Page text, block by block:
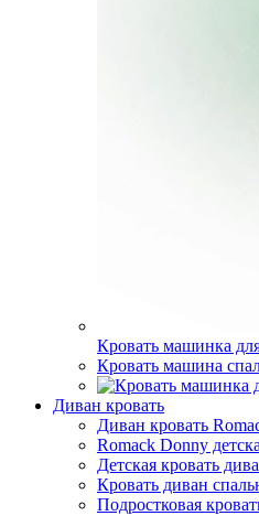
Кровать машинка
Кровать машина
Диван кровать
Диван кровать
Romack Donny
Детская кровать
Кровать диван
Подростковая